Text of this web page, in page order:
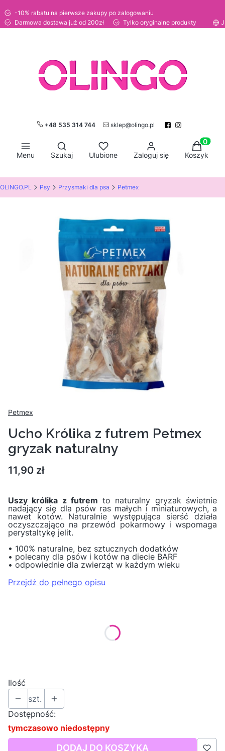
-10% rabatu na pierwsze zakupy po zalogowaniu
Darmowa dostawa już od 200zł
Tylko oryginalne produkty
+48 535 314 744 sklep@olingo.pl
Menu
Otwórz wyszukiwarkę
Szukaj Ulubione Zaloguj się Koszyk
OLINGO.PL Psy Przysmaki dla psa Petmex
Petmex
Ucho Królika z futrem Petmex
gryzak naturalny
Cena
11,90 zł
Uszy królika z futrem to naturalny gryzak świetnie
nadający się dla psów ras małych i miniaturowych, a
nawet kotów. Naturalnie występująca sierść działa
oczyszczająco na przewód pokarmowy i wspomaga
perystaltykę jelit.
• 100% naturalne, bez sztucznych dodatków
• polecany dla psów i kotów na diecie BARF
• odpowiednie dla zwierząt w każdym wieku
Przejdź do pełnego opisu
Ilość
szt.
Dostępność:
tymczasowo niedostępny
DODAJ DO KOSZYKA